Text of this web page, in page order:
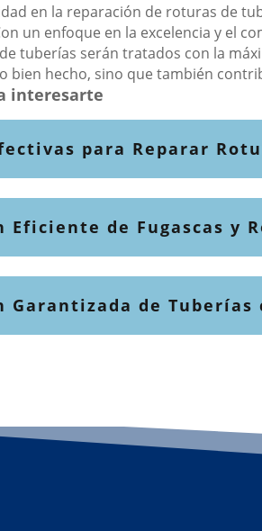
en la reparación de roturas de
un enfoque en la excelencia y el
tuberías serán tratados con la
bien hecho, sino que también
interesarte
para Reparar
Eficiente de Fugascas y
Garantizada de